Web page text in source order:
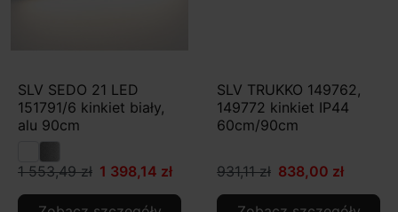
SLV SEDO 21 LED
151791/6 kinkiet biały,
alu 90cm
1 553,49 zł 1 398,14 zł
SLV TRUKKO 149762,
149772 kinkiet IP44
60cm/90cm
931,11 zł 838,00 zł